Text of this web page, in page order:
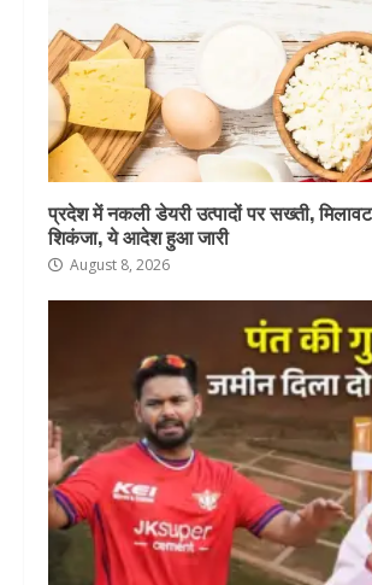
प्रदेश में नकली डेयरी उत्पादों पर सख्ती,
शिकंजा, ये आदेश हुआ जारी
August 8, 2026